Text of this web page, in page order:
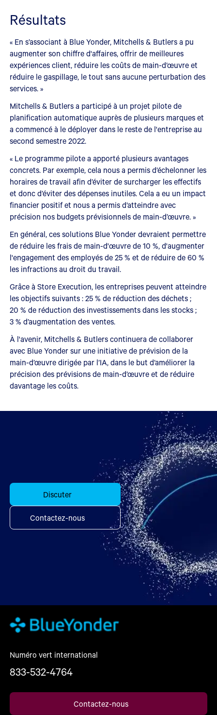
Résultats
« En s’associant à Blue Yonder, Mitchells & Butlers a pu
augmenter son chiffre d'affaires, offrir de meilleures
expériences client, réduire les coûts de main-d’œuvre et
réduire le gaspillage, le tout sans aucune perturbation des
services. »
Mitchells & Butlers a participé à un projet pilote de
planification automatique auprès de plusieurs marques et
a commencé à le déployer dans le reste de l'entreprise au
second semestre 2022.
« Le programme pilote a apporté plusieurs avantages
concrets. Par exemple, cela nous a permis d’échelonner les
horaires de travail afin d’éviter de surcharger les effectifs
et donc d’éviter des dépenses inutiles. Cela a eu un impact
financier positif et nous a permis d’atteindre avec
précision nos budgets prévisionnels de main-d’œuvre. »
En général, ces solutions Blue Yonder devraient permettre
de réduire les frais de main-d'œuvre de 10 %, d'augmenter
l'engagement des employés de 25 % et de réduire de 60 %
les infractions au droit du travail.
Grâce à Store Execution, les entreprises peuvent atteindre
les objectifs suivants : 25 % de réduction des déchets ;
20 % de réduction des investissements dans les stocks ;
3 % d’augmentation des ventes.
À l'avenir, Mitchells & Butlers continuera de collaborer
avec Blue Yonder sur une initiative de prévision de la
main-d’œuvre dirigée par l’IA, dans le but d’améliorer la
précision des prévisions de main-d’œuvre et de réduire
davantage les coûts.
Discuter
Contactez-nous
Numéro vert international
833-532-4764
Contactez-nous